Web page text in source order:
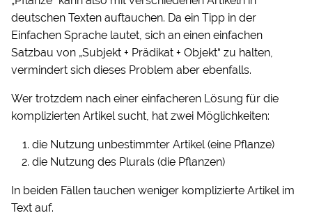
deutschen Texten auftauchen. Da ein Tipp in der
Einfachen Sprache lautet, sich an einen einfachen
Satzbau von „Subjekt + Prädikat + Objekt“ zu halten,
vermindert sich dieses Problem aber ebenfalls.
Wer trotzdem nach einer einfacheren Lösung für die
komplizierten Artikel sucht, hat zwei Möglichkeiten:
die Nutzung unbestimmter Artikel (eine Pflanze)
die Nutzung des Plurals (die Pflanzen)
In beiden Fällen tauchen weniger komplizierte Artikel im
Text auf.